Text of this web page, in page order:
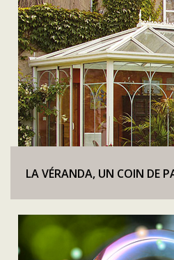
LA VÉRANDA, UN COIN DE